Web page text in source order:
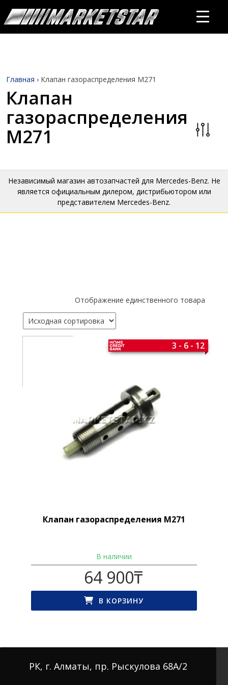
Главная › Клапан газораспределения M271
Клапан
газораспределения
M271
Независимый магазин автозапчастей для Mercedes-Benz. Не
является официальным дилером, дистрибьютором или
представителем Mercedes-Benz.
Отображение единственного товара
Клапан газораспределения M271
3 - 6 - 12
В наличии
64 900₸
В КОРЗИНУ
РК, г. Алматы, пр. Рыскулова 68А/2